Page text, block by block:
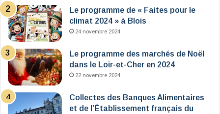
Le programme de « Faites pour le
climat 2024 » à Blois
24 novembre 2024
Le programme des marchés de Noël
dans le Loir-et-Cher en 2024
22 novembre 2024
Collectes des Banques Alimentaires
et de l’Établissement français du